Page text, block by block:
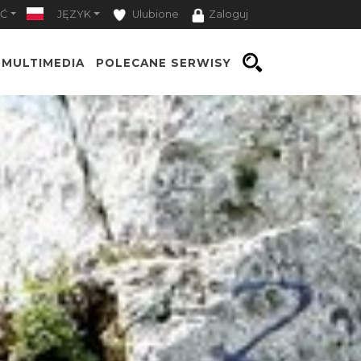
JĘZYK Ulubione Zaloguj
MULTIMEDIA POLECANE SERWISY